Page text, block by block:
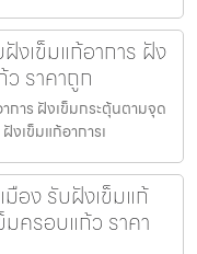
งเข็มแก้อาการ ฝัง
ราคาถูก
การ ฝังเข็มกระตุ้นตามจุด
งเข็มแก้อาการเ
อง รับฝังเข็มแก้
ครอบแก้ว ราคา